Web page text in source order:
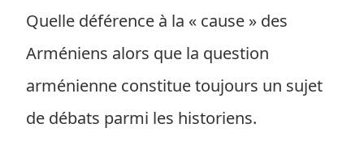
Quelle déférence à la « cause » des
Arméniens alors que la question
arménienne constitue toujours un sujet
de débats parmi les historiens.